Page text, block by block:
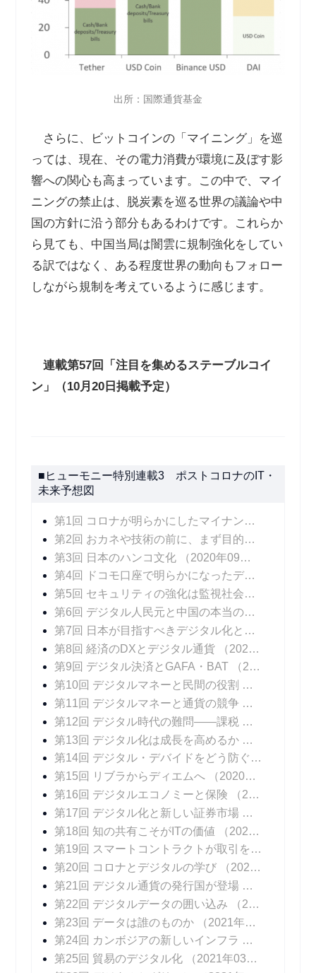
出所：国際通貨基金
さらに、ビットコインの「マイニング」を巡
っては、現在、その電力消費が環境に及ぼす影
響への関心も高まっています。この中で、マイ
ニングの禁止は、脱炭素を巡る世界の議論や中
国の方針に沿う部分もあるわけです。これらか
ら見ても、中国当局は闇雲に規制強化をしてい
る訳ではなく、ある程度世界の動向もフォロー
しながら規制を考えているように感じます。
連載第57回「注目を集めるステーブルコイ
ン」（10月 20日掲載予定）
■ヒューモニー特別連載3 ポストコロナのIT・
未来予想図
第1回 コロナが明らかにしたマイナンバーカードの課題
第2回 おカネや技術の前に、まず目的の明確化を
第3回 日本のハンコ文化
（2020年09月30日 掲載）
第4回 ドコモ口座で明らかになったデジタル決済のリスクにどう対処するか
第5回 セキュリティの強化は監視社会を招くのか
第6回 デジタル人民元と中国の本当の狙い
第7回 日本が目指すべきデジタル化とは――ビッグデータと個人の尊厳
第8回 経済のDXとデジタル通貨
（2020年11月04日 掲載）
第9回 デジタル決済とGAFA・BAT
（2020年11月11日 掲載）
第10回 デジタルマネーと民間の役割
（2020年11
第11回 デジタルマネーと通貨の競争
（2020年11
第12回 デジタル時代の難問――課税
（2020年12
第13回 デジタル化は成長を高めるか
（2020年12
第14回 デジタル・デバイドをどう防ぐか
第15回 リブラからディエムへ
（2020年12月23日 掲載）
第16回 デジタルエコノミーと保険
（2020年12月30日 掲載）
第17回 デジタル化と新しい証券市場
（2021年01
第18回 知の共有こそがITの価値
（2021年01月13日 掲載）
第19回 スマートコントラクトが取引を変える
第20回 コロナとデジタルの学び
（2021年01月27日 掲載）
第21回 デジタル通貨の発行国が登場
（2021年02
第22回 デジタルデータの囲い込み
（2021年02月10日 掲載）
第23回 データは誰のものか
（2021年02月17日 掲載）
第24回 カンボジアの新しいインフラ
（2021年02
第25回 貿易のデジタル化
（2021年03月03日 掲載）